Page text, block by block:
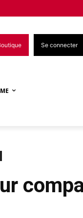
Se connecter